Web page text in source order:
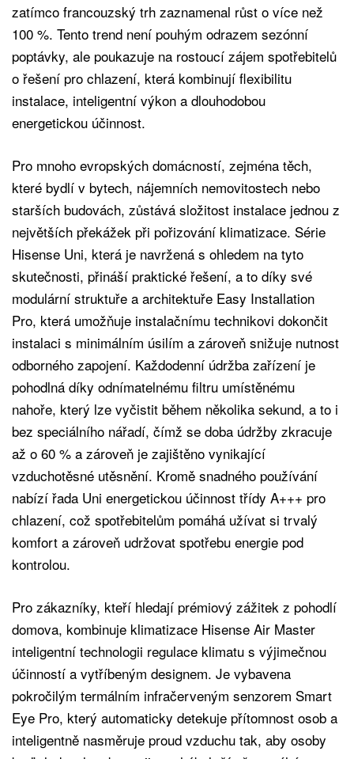
zatímco francouzský trh zaznamenal růst o více než
100 %. Tento trend není pouhým odrazem sezónní
poptávky, ale poukazuje na rostoucí zájem spotřebitelů
o řešení pro chlazení, která kombinují flexibilitu
instalace, inteligentní výkon a dlouhodobou
energetickou účinnost.
Pro mnoho evropských domácností, zejména těch,
které bydlí v bytech, nájemních nemovitostech nebo
starších budovách, zůstává složitost instalace jednou z
největších překážek při pořizování klimatizace. Série
Hisense Uni, která je navržená s ohledem na tyto
skutečnosti, přináší praktické řešení, a to díky své
modulární struktuře a architektuře Easy Installation
Pro, která umožňuje instalačnímu technikovi dokončit
instalaci s minimálním úsilím a zároveň snižuje nutnost
odborného zapojení. Každodenní údržba zařízení je
pohodlná díky odnímatelnému filtru umístěnému
nahoře, který lze vyčistit během několika sekund, a to i
bez speciálního nářadí, čímž se doba údržby zkracuje
až o 60 % a zároveň je zajištěno vynikající
vzduchotěsné utěsnění. Kromě snadného používání
nabízí řada Uni energetickou účinnost třídy A+++ pro
chlazení, což spotřebitelům pomáhá užívat si trvalý
komfort a zároveň udržovat spotřebu energie pod
kontrolou.
Pro zákazníky, kteří hledají prémiový zážitek z pohodlí
domova, kombinuje klimatizace Hisense Air Master
inteligentní technologii regulace klimatu s výjimečnou
účinností a vytříbeným designem. Je vybavena
pokročilým termálním infračerveným senzorem Smart
Eye Pro, který automaticky detekuje přítomnost osob a
inteligentně nasměruje proud vzduchu tak, aby osoby